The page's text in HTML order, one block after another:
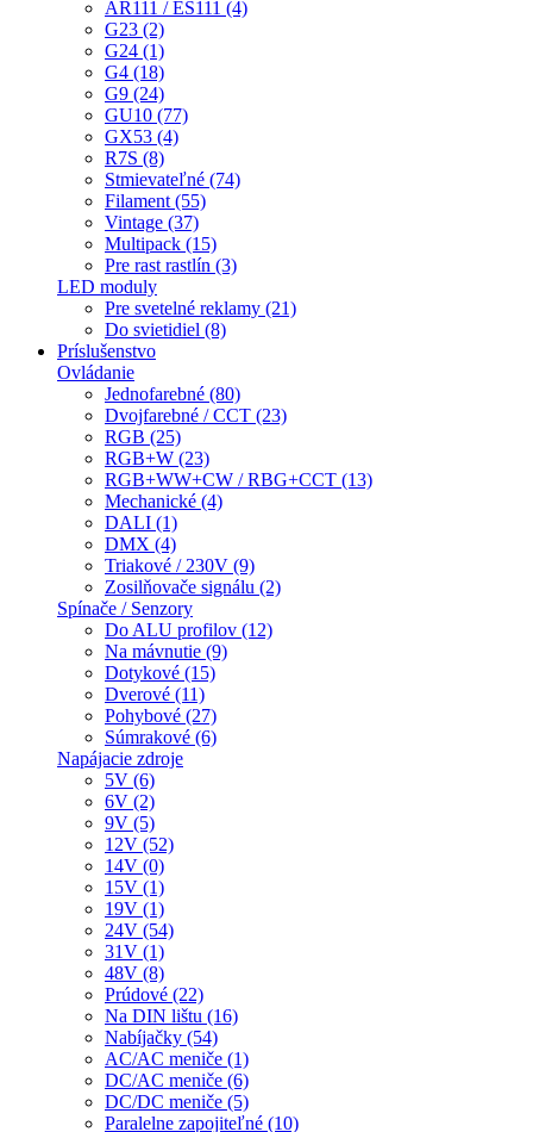
AR111 / ES111 (4)
G23 (2)
G24 (1)
G4 (18)
G9 (24)
GU10 (77)
GX53 (4)
R7S (8)
Stmievateľné (74)
Filament (55)
Vintage (37)
Multipack (15)
Pre rast rastlín (3)
LED moduly
Pre svetelné reklamy (21)
Do svietidiel (8)
Príslušenstvo
Ovládanie
Jednofarebné (80)
Dvojfarebné / CCT (23)
RGB (25)
RGB+W (23)
RGB+WW+CW / RBG+CCT (13)
Mechanické (4)
DALI (1)
DMX (4)
Triakové / 230V (9)
Zosilňovače signálu (2)
Spínače / Senzory
Do ALU profilov (12)
Na mávnutie (9)
Dotykové (15)
Dverové (11)
Pohybové (27)
Súmrakové (6)
Napájacie zdroje
5V (6)
6V (2)
9V (5)
12V (52)
14V (0)
15V (1)
19V (1)
24V (54)
31V (1)
48V (8)
Prúdové (22)
Na DIN lištu (16)
Nabíjačky (54)
AC/AC meniče (1)
DC/AC meniče (6)
DC/DC meniče (5)
Paralelne zapojiteľné (10)